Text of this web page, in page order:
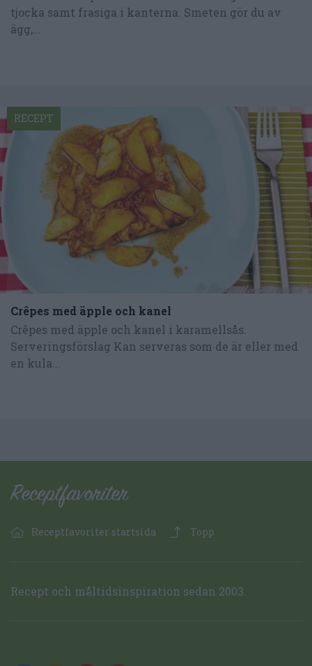
tjocka samt frasiga i kanterna. Smeten gör du av
ägg,...
Crêpes med äpple och kanel
Crêpes med äpple och kanel i karamellsås.
Serveringsförslag Kan serveras som de är eller med
en kula...
RECEPT
Receptfavoriter startsida Topp
Recept och måltidsinspiration sedan 2003.